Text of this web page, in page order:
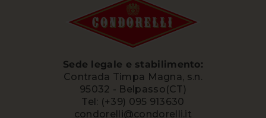
Sede legale e stabilimento:
Contrada Timpa Magna, s.n.
95032 - Belpasso(CT)
Tel: (+39) 095 913630
condorelli@condorelli.it